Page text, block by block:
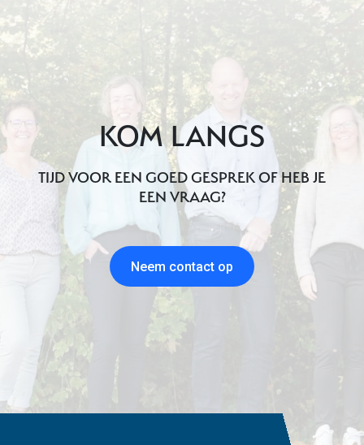
KOM LANGS
TIJD VOOR EEN GOED GESPREK OF HEB JE
EEN VRAAG?
Neem contact op